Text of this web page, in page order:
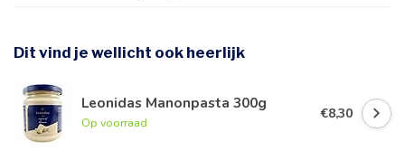
Dit vind je wellicht ook heerlijk
Leonidas Manonpasta 300g
Op voorraad
€8,30